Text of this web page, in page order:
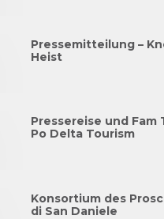
Pressemitteilung –
Heist
Pressereise und Fam
Po Delta Tourism
Konsortium des
di San Daniele